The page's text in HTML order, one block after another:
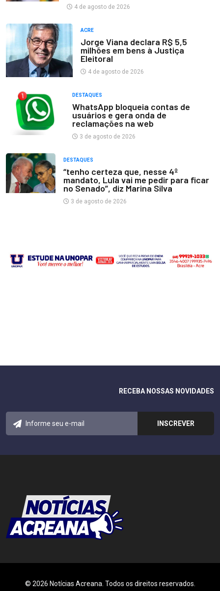
4 de agosto de 2026
ACRE
Jorge Viana declara R$ 5,5
milhões em bens à Justiça
Eleitoral
4 de agosto de 2026
DESTAQUES
WhatsApp bloqueia contas de
usuários e gera onda de
reclamações na web
3 de agosto de 2026
DESTAQUES
“tenho certeza que, nesse 4º
mandato, Lula vai me pedir para ficar
no Senado”, diz Marina Silva
3 de agosto de 2026
RECEBA NOSSAS NOVIDADES
© 2026 Notícias Acreana. Todos os direitos reservados.